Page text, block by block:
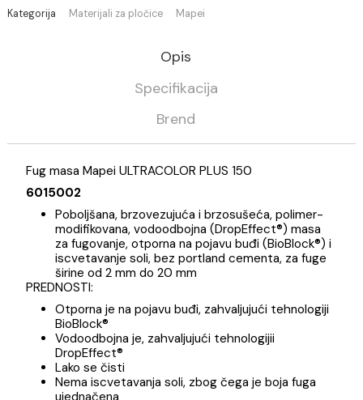
Materijali za pločice Mapei
Opis
Specifikacija
Fug masa Mapei ULTRACOLOR PLUS 150
6015002
Poboljšana, brzovezujuća i brzosušeća, polimer-
modifikovana, vodoodbojna (DropEffect®) masa
za fugovanje, otporna na pojavu buđi
iscvetavanje soli, bez portland cementa, za fuge
širine od 2 mm do 20 mm
PREDNOSTI: